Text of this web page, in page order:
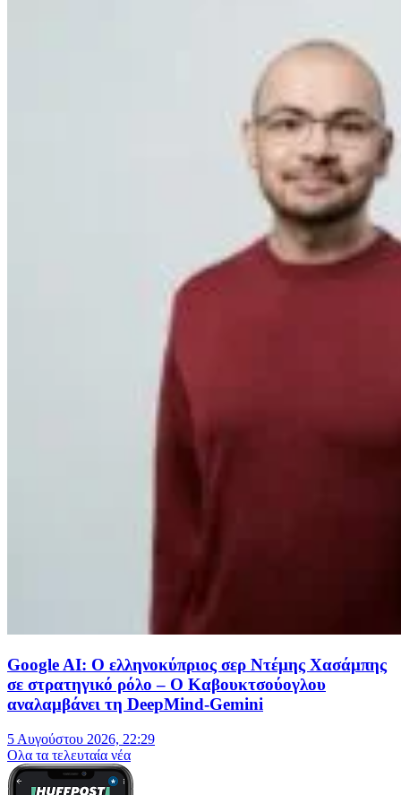
Google AI: Ο ελληνοκύπριος σερ Ντέμης Χασάμπης
σε στρατηγικό ρόλο – Ο Καβουκτσούογλου
αναλαμβάνει τη DeepMind-Gemini
5 Αυγούστου 2026, 22:29
Oλα τα τελευταία νέα